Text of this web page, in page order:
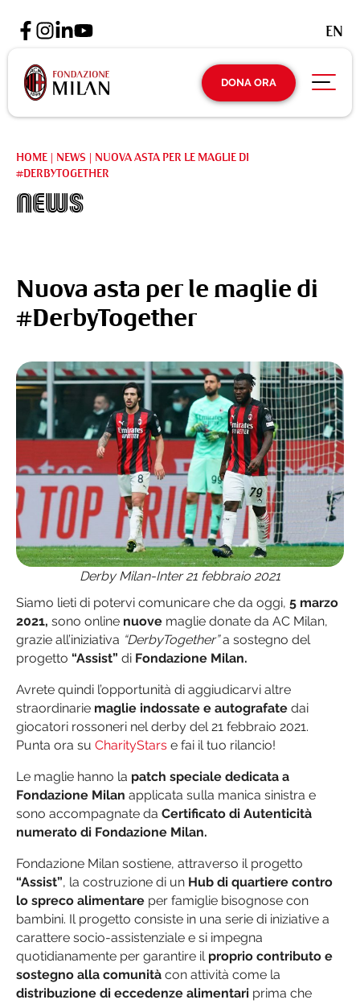
DONA ORA
EN
HOME | NEWS | NUOVA ASTA PER LE MAGLIE DI
#DERBYTOGETHER
News
Nuova asta per le maglie di
#DerbyTogether
Derby Milan-Inter 21 febbraio 2021
Siamo lieti di potervi comunicare che da oggi, 5 marzo
2021, sono online nuove maglie donate da AC Milan,
grazie all’iniziativa “DerbyTogether”a sostegno del
progetto “Assist” di Fondazione Milan.
Avrete quindi l’opportunità di aggiudicarvi altre
straordinarie maglie indossate e autografate dai
giocatori rossoneri nel derby del 21 febbraio 2021.
Punta ora su CharityStars e fai il tuo rilancio!
Le maglie hanno la patch speciale dedicata a
Fondazione Milan applicata sulla manica sinistra e
sono accompagnate da Certificato di Autenticità
numerato di Fondazione Milan.
Fondazione Milan sostiene, attraverso il progetto
“Assist”, la costruzione di un Hub di quartiere contro
lo spreco alimentare per famiglie bisognose con
bambini. Il progetto consiste in una serie di iniziative a
carattere socio-assistenziale e si impegna
quotidianamente per garantire il proprio contributo e
sostegno alla comunità con attività come la
distribuzione di eccedenze alimentari prima che